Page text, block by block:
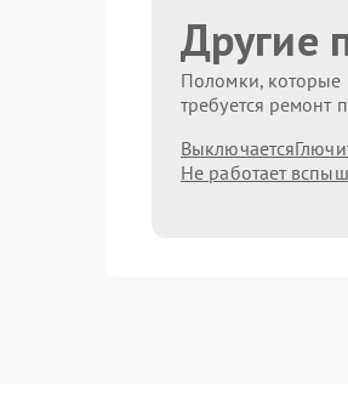
Другие
Поломки, которые
требуется ремонт
Выключается
Не работает